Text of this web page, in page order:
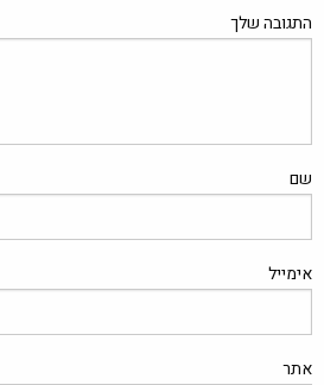
התגובה שלך
שם
אימייל
אתר